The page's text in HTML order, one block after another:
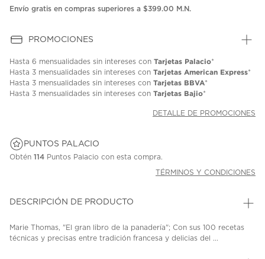
en
Envío gratis en compras superiores a $399.00 M.N.
PROMOCIONES
Hasta 6 mensualidades sin intereses con Tarjetas Palacio*
Hasta 3 mensualidades sin intereses con Tarjetas American Express*
Hasta 3 mensualidades sin intereses con Tarjetas BBVA*
Hasta 3 mensualidades sin intereses con Tarjetas Bajio*
DETALLE DE PROMOCIONES
PUNTOS PALACIO
Obtén 114 Puntos Palacio con esta compra.
TÉRMINOS Y CONDICIONES
DESCRIPCIÓN DE PRODUCTO
Marie Thomas, "El gran libro de la panadería"; Con sus 100 recetas
técnicas y precisas entre tradición francesa y delicias del ...